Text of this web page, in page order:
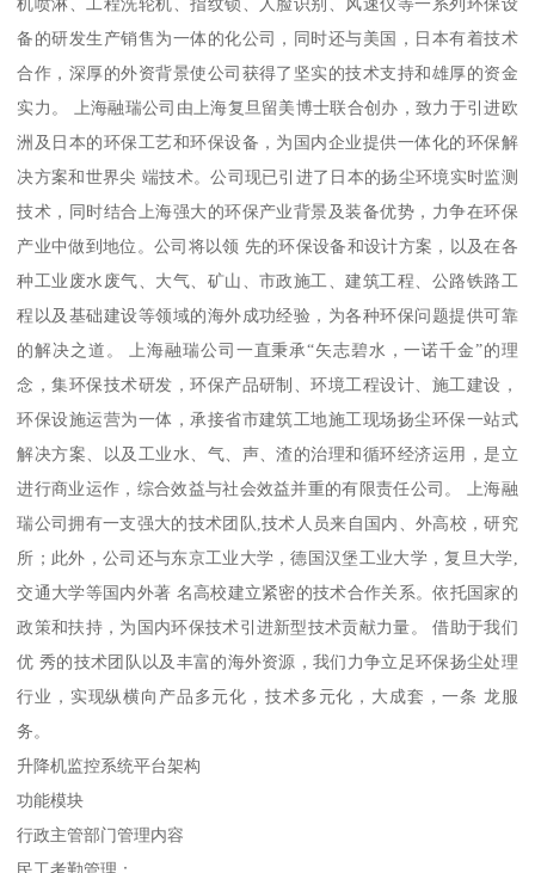
备的研发生产销售为一体的化公司，同时还与美国，日本有着技术
合作，深厚的外资背景使公司获得了坚实的技术支持和雄厚的资金
实力。 上海融瑞公司由上海复旦留美博士联合创办，致力于引进欧
洲及日本的环保工艺和环保设备，为国内企业提供一体化的环保解
决方案和世界尖 端技术。公司现已引进了日本的扬尘环境实时监测
技术，同时结合上海强大的环保产业背景及装备优势，力争在环保
产业中做到地位。公司将以领 先的环保设备和设计方案，以及在各
种工业废水废气、大气、矿山、市政施工、建筑工程、公路铁路工
程以及基础建设等领域的海外成功经验，为各种环保问题提供可靠
的解决之道。 上海融瑞公司一直秉承“矢志碧水，一诺千金”的理
念，集环保技术研发，环保产品研制、环境工程设计、施工建设，
环保设施运营为一体，承接省市建筑工地施工现场扬尘环保一站式
解决方案、以及工业水、气、声、渣的治理和循环经济运用，是立
进行商业运作，综合效益与社会效益并重的有限责任公司。 上海融
瑞公司拥有一支强大的技术团队,技术人员来自国内、外高校，研究
所；此外，公司还与东京工业大学，德国汉堡工业大学，复旦大学,
交通大学等国内外著 名高校建立紧密的技术合作关系。依托国家的
政策和扶持，为国内环保技术引进新型技术贡献力量。 借助于我们
优 秀的技术团队以及丰富的海外资源，我们力争立足环保扬尘处理
行业，实现纵横向产品多元化，技术多元化，大成套，一条 龙服
务。
升降机监控系统平台架构
功能模块
行政主管部门管理内容